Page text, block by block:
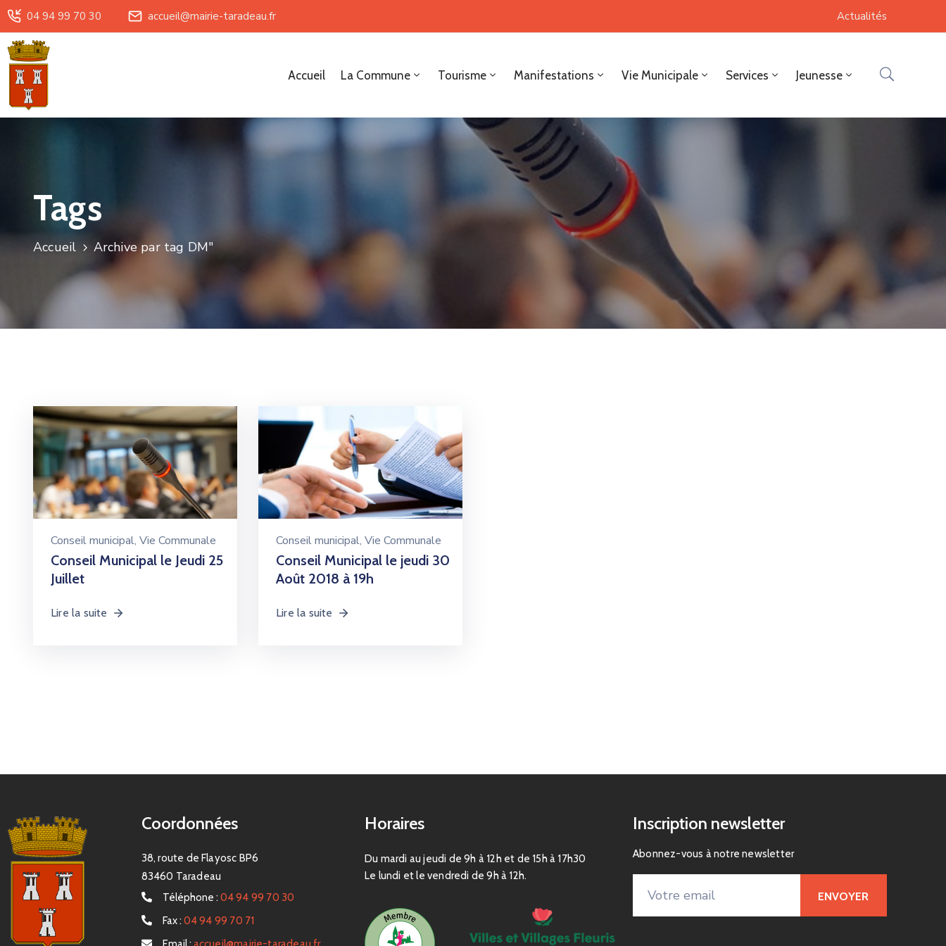
04 94 99 70 30 accueil@mairie-taradeau.fr Actualités
Accueil La Commune Tourisme Manifestations Vie Municipale Services Jeunesse
Tags
Accueil Archive par tag DM"
Conseil municipal‚ Vie Communale
Conseil Municipal le Jeudi 25
Juillet
Lire la suite
Conseil municipal‚ Vie Communale
Conseil Municipal le jeudi 30
Août 2018 à 19h
Lire la suite
Coordonnées
38, route de Flayosc BP6
83460 Taradeau
Téléphone : 04 94 99 70 30
Fax : 04 94 99 70 71
Horaires
Du mardi au jeudi de 9h à 12h et de 15h à 17h30
Le lundi et le vendredi de 9h à 12h.
Inscription newsletter
Abonnez-vous à notre newsletter